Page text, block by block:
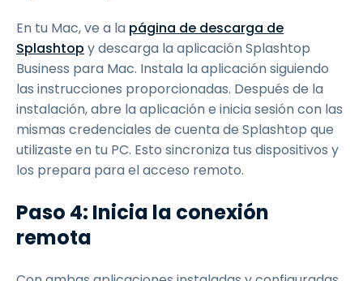
En tu Mac, ve a la página de descarga de
Splashtop y descarga la aplicación Splashtop
Business para Mac. Instala la aplicación siguiendo
las instrucciones proporcionadas. Después de la
instalación, abre la aplicación e inicia sesión con las
mismas credenciales de cuenta de Splashtop que
utilizaste en tu PC. Esto sincroniza tus dispositivos y
los prepara para el acceso remoto.
Paso 4: Inicia la conexión
remota